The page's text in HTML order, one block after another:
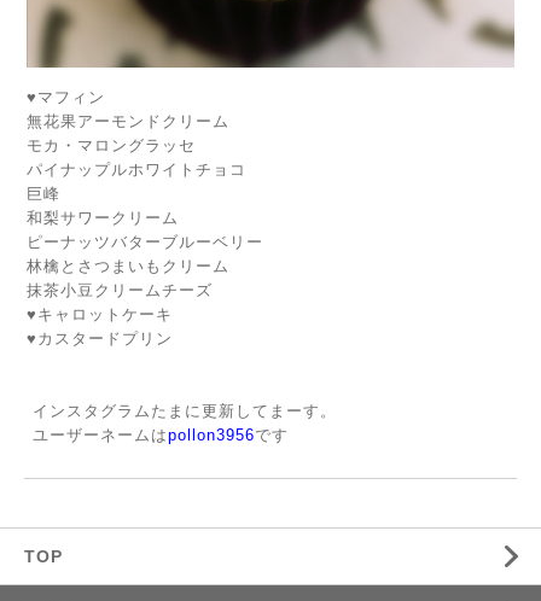
♥️マフィン
無花果アーモンドクリーム
モカ・マロングラッセ
パイナップルホワイトチョコ
巨峰
和梨サワークリーム
ピーナッツバターブルーベリー
林檎とさつまいもクリーム
抹茶小豆クリームチーズ
♥️キャロットケーキ
♥️カスタードプリン
インスタグラムたまに更新してまーす。
ユーザーネームはpollon3956です
TOP